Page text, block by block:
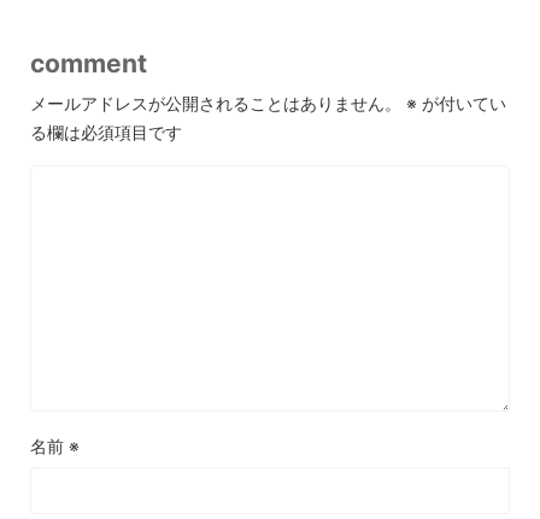
comment
メールアドレスが公開されることはありません。 ※ が付いてい
る欄は必須項目です
名前 ※